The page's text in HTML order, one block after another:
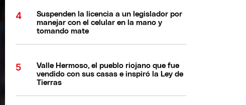
Suspenden la licencia a un legislador por
manejar con el celular en la mano y
tomando mate
Valle Hermoso, el pueblo riojano que fue
vendido con sus casas e inspiró la Ley de
Tierras